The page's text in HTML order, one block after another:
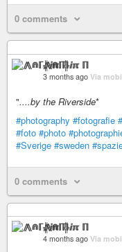
0 comments
⨇⋒ℾ╬ⅈℼ ℿ
3 months ago Via
"....by the Riverside*
#photography #fotografie
#foto #photo
#Sverige #sweden
0 comments
⨇⋒ℾ╬ⅈℼ ℿ
4 months ago Via